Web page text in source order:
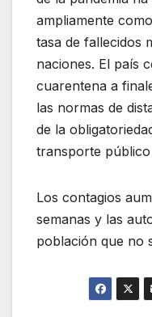
ampliamente
tasa de fallecidos
naciones. El país
cuarentena a
las normas de
de la
transporte público
Los contagios
semanas y las
población que no